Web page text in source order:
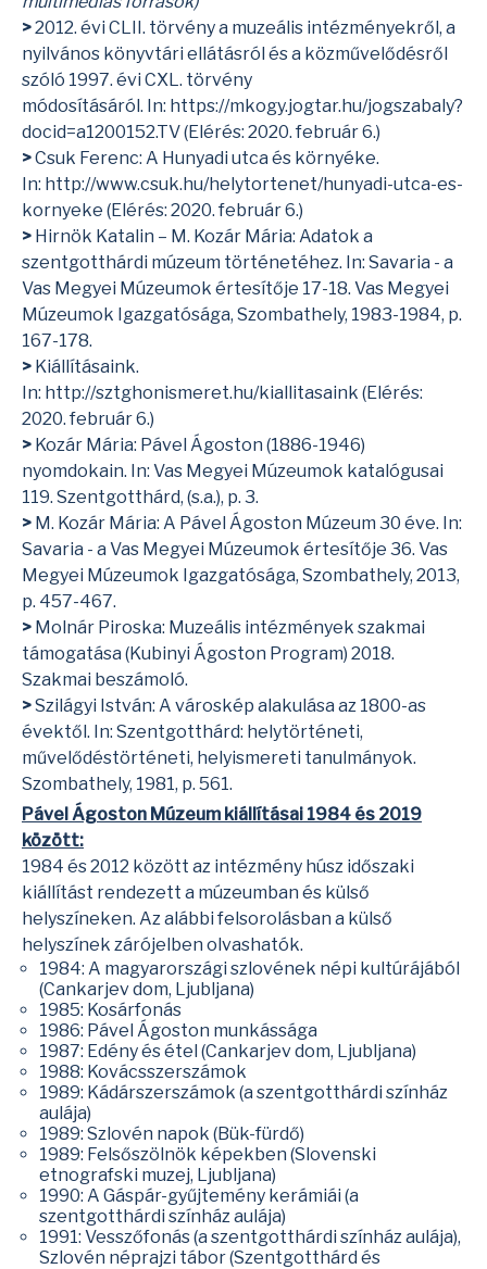
>2012. évi CLII. törvény a muzeális intézményekről, a
nyilvános könyvtári ellátásról és a közművelődésről
szóló 1997. évi CXL. törvény
módosításáról. In: https://mkogy.jogtar.hu/jogszabaly?
docid=a1200152.TV(Elérés: 2020. február 6.)
>Csuk Ferenc: A Hunyadi utca és környéke.
In: http://www.csuk.hu/helytortenet/hunyadi-utca-es-
kornyeke (Elérés: 2020. február 6.)
> Hirnök Katalin – M. Kozár Mária: Adatok a
szentgotthárdi múzeum történetéhez. In: Savaria - a
Vas Megyei Múzeumok értesítője 17-18. Vas Megyei
Múzeumok Igazgatósága, Szombathely, 1983-1984, p.
167-178.
> Kiállításaink.
In: http://sztghonismeret.hu/kiallitasaink (Elérés:
2020. február 6.)
> Kozár Mária: Pável Ágoston (1886-1946)
nyomdokain. In: Vas Megyei Múzeumok katalógusai
119. Szentgotthárd, (s.a.), p. 3.
> M. Kozár Mária: A Pável Ágoston Múzeum 30 éve. In:
Savaria - a Vas Megyei Múzeumok értesítője 36. Vas
Megyei Múzeumok Igazgatósága, Szombathely, 2013,
p. 457-467.
> Molnár Piroska: Muzeális intézmények szakmai
támogatása (Kubinyi Ágoston Program) 2018.
Szakmai beszámoló.
>Szilágyi István: A városkép alakulása az 1800-as
évektől. In: Szentgotthárd: helytörténeti,
művelődéstörténeti, helyismereti tanulmányok.
Szombathely, 1981, p. 561.
Pável Ágoston Múzeum kiállításai 1984 és 2019
között:
1984 és 2012 között az intézmény húsz időszaki
kiállítást rendezett a múzeumban és külső
helyszíneken. Az alábbi felsorolásban a külső
helyszínek zárójelben olvashatók.
1984: A magyarországi szlovének népi kultúrájából
(Cankarjev dom, Ljubljana)
1985: Kosárfonás
1986: Pável Ágoston munkássága
1987: Edény és étel (Cankarjev dom, Ljubljana)
1988: Kovácsszerszámok
1989: Kádárszerszámok (a szentgotthárdi színház
aulája)
1989: Szlovén napok (Bük-fürdő)
1989: Felsőszölnök képekben (Slovenski
etnografski muzej, Ljubljana)
1990: A Gáspár-gyűjtemény kerámiái (a
szentgotthárdi színház aulája)
1991: Vesszőfonás (a szentgotthárdi színház aulája),
Szlovén néprajzi tábor (Szentgotthárd és